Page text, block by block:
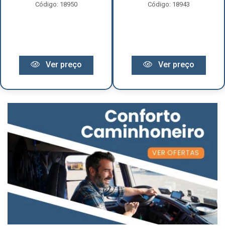
Código: 18950
Ver preço
Código: 18943
Ver preço